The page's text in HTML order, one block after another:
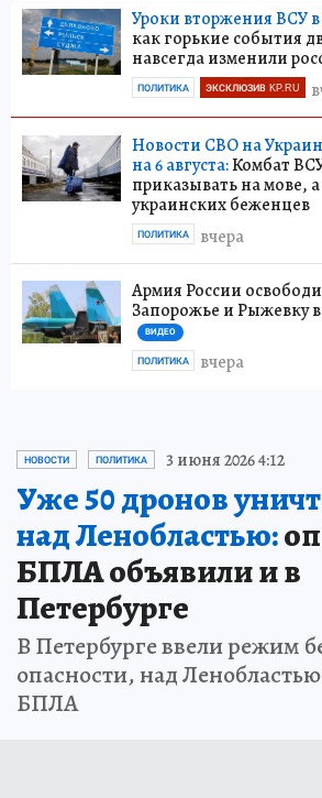
Уроки вторжения ВСУ в
как горькие события
навсегда изменили
ПОЛИТИКА ЭКСКЛЮЗИВ KP.RU
Новости СВО на
на 6 августа:Комбат
приказывать на мове,
украинских беженцев
вчера
ПОЛИТИКА
Армия России
Запорожье и Рыжевку
ВИДЕО
вчера
ПОЛИТИКА
НОВОСТИ ПОЛИТИКА 3 июня 2026 4:12
Уже 50 дронов
над Ленобластью:
БПЛА объявили и в
Петербурге
В Петербурге ввели режим
опасности, над
БПЛА